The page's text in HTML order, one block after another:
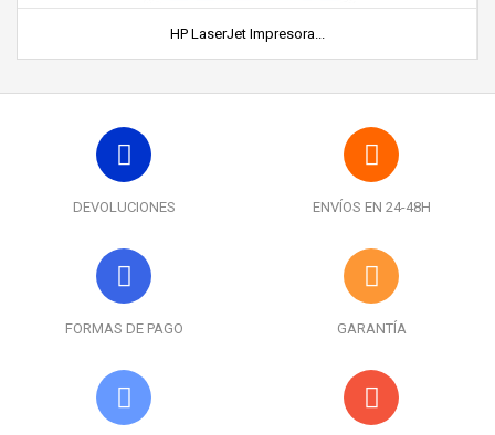
HP LaserJet Impresora...
DEVOLUCIONES ENVÍOS EN 24-48H
FORMAS DE PAGO GARANTÍA